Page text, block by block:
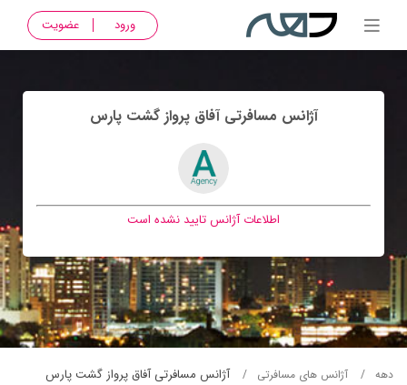
ورود عضویت
آژانس مسافرتی آفاق پرواز گشت پارس
اطلاعات آژانس تایید نشده است
دهه آژانس های مسافرتی آژانس مسافرتی آفاق پرواز گشت پارس